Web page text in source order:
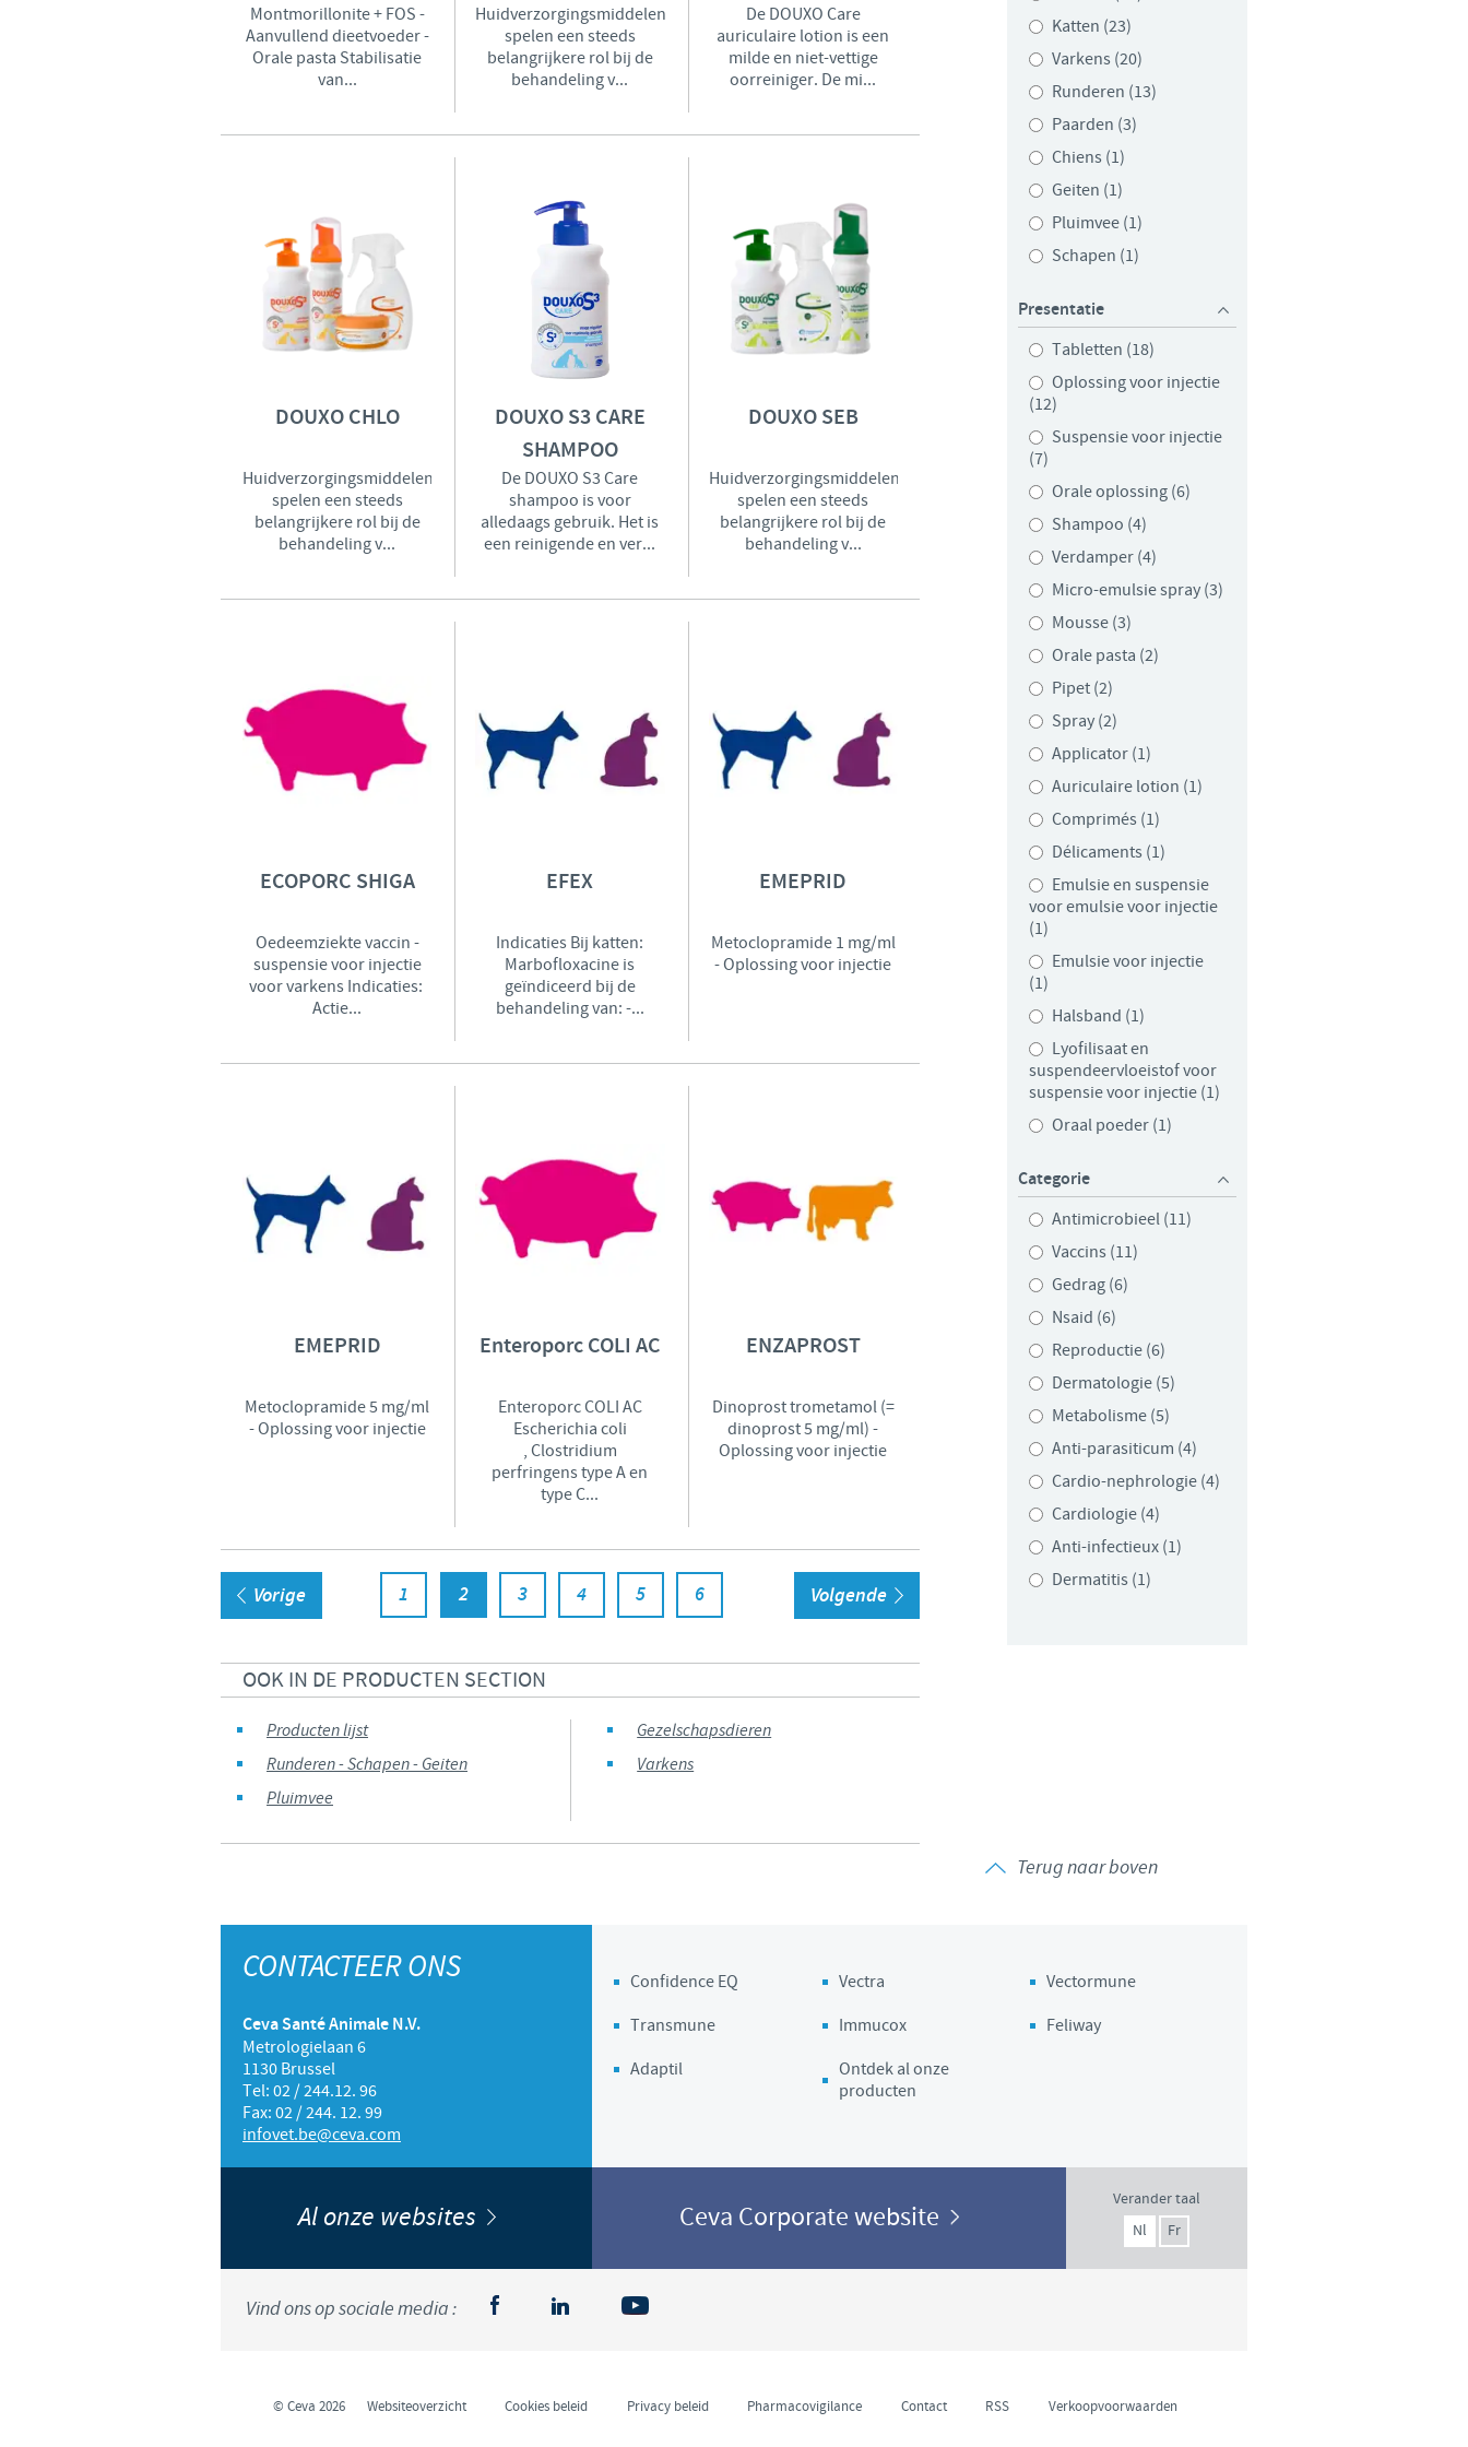
Regulatory constraints and medical practices vary from country to country. Consequently, the
information provided on the site in which you enter may not be suitable for use in your
country.
Katten (23)
Varkens (20)
Runderen (13)
Paarden (3)
Chiens (1)
Geiten (1)
Pluimvee (1)
Schapen (1)
Presentatie
Tabletten (18)
Oplossing voor injectie
(12)
Suspensie voor injectie
(7)
Orale oplossing (6)
Shampoo (4)
Verdamper (4)
Micro-emulsie spray (3)
Mousse (3)
Orale pasta (2)
Pipet (2)
Spray (2)
Applicator (1)
Auriculaire lotion (1)
Comprimés (1)
Délicaments (1)
Emulsie en suspensie
voor emulsie voor injectie
(1)
Emulsie voor injectie
(1)
Halsband (1)
Lyofilisaat en
suspendeervloeistof voor
suspensie voor injectie (1)
Oraal poeder (1)
Categorie
Antimicrobieel (11)
Vaccins (11)
Gedrag (6)
Nsaid (6)
Reproductie (6)
Dermatologie (5)
Metabolisme (5)
Anti-parasiticum (4)
Cardio-nephrologie (4)
Cardiologie (4)
Anti-infectieux (1)
Dermatitis (1)
Montmorillonite + FOS -
Aanvullend dieetvoeder -
Orale pasta Stabilisatie
van...
Huidverzorgingsmiddelen
spelen een steeds
belangrijkere rol bij de
behandeling v...
De DOUXO Care
auriculaire lotion is een
milde en niet-vettige
oorreiniger. De mi...
DOUXO CHLO
Huidverzorgingsmiddelen
spelen een steeds
belangrijkere rol bij de
behandeling v...
DOUXO S3 CARE
SHAMPOO
De DOUXO S3 Care
shampoo is voor
alledaags gebruik. Het is
een reinigende en ver...
DOUXO SEB
Huidverzorgingsmiddelen
spelen een steeds
belangrijkere rol bij de
behandeling v...
ECOPORC SHIGA
Oedeemziekte vaccin -
suspensie voor injectie
voor varkens Indicaties:
Actie...
EFEX
Indicaties Bij katten:
Marbofloxacine is
geïndiceerd bij de
behandeling van: -...
EMEPRID
Metoclopramide 1 mg/ml
- Oplossing voor injectie
EMEPRID
Metoclopramide 5 mg/ml
- Oplossing voor injectie
Enteroporc COLI AC
Enteroporc COLI AC
Escherichia coli
, Clostridium
perfringens type A en
type C...
ENZAPROST
Dinoprost trometamol (=
dinoprost 5 mg/ml) -
Oplossing voor injectie
Vorige 1 2 3 4 5 6 Volgende
OOK IN DE PRODUCTEN SECTION
Producten lijst
Gezelschapsdieren
Runderen - Schapen - Geiten
Varkens
Pluimvee
Terug naar boven
CONTACTEER ONS
Ceva Santé Animale N.V.
Metrologielaan 6
1130 Brussel
Tel: 02 / 244.12. 96
Fax: 02 / 244. 12. 99
infovet.be@ceva.com
Confidence EQ Vectra
Vectormune
Transmune
Immucox
Feliway
Adaptil
Ontdek al onze
producten
Al onze websites Ceva Corporate website
Verander taal
Nl
Fr
Vind ons op sociale media :
© Ceva 2026 Websiteoverzicht Cookies beleid Privacy beleid Pharmacovigilance Contact RSS Verkoopvoorwaarden